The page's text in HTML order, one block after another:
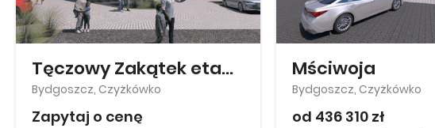
Tęczowy Zakątek etap XV
Bydgoszcz, Czyżkówko
Zapytaj o cenę
Mściwoja
Bydgoszcz, Czyżkówko
od 436 310 zł